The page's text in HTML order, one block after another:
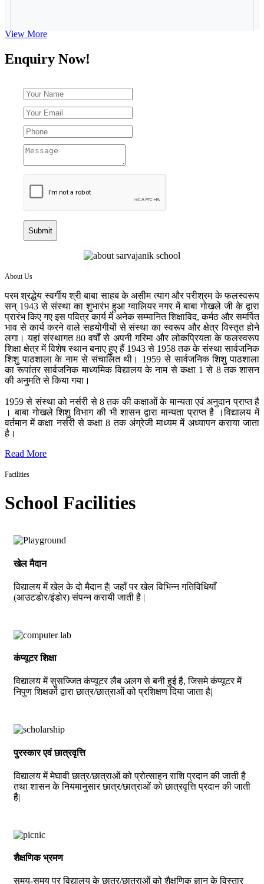
View More
Enquiry Now!
Submit
About Us
परम श्रद्धेय स्वर्गीय श्री बाबा साहब के असीम त्याग और परीश्रम के फलस्वरूप
सन् 1943 से संस्था का शुभारंभ हुआ ग्वालियर नगर में बाबा गोखले जी के द्वारा
प्रारंभ किए गए इस पवित्र कार्य में अनेक सम्मानित शिक्षाविद, कर्मठ और समर्पित
भाव से कार्य करने वाले सहयोगीयों से संस्था का स्वरूप और क्षेत्र विस्तृत होने
लगा। यहां संस्थागत 80 वर्षों से अपनी गरिमा और लोकप्रियता के फलस्वरूप
शिक्षा क्षेत्र में विशेष स्थान बनाए हुए हैं 1943 से 1958 तक के संस्था सार्वजनिक
शिशु पाठशाला के नाम से संचालित थी। 1959 से सार्वजनिक शिशु पाठशाला
का रूपांतर सार्वजनिक माध्यमिक विद्यालय के नाम से कक्षा 1 से 8 तक शासन
की अनुमति से किया गया।
1959 से संस्था को नर्सरी से 8 तक की कक्षाओं के मान्यता एवं अनुदान प्राप्त है
। बाबा गोखले शिशु विभाग की भी शासन द्वारा मान्यता प्राप्त है ।विद्यालय में
वर्तमान में कक्षा नर्सरी से कक्षा 8 तक अंग्रेजी माध्यम में अध्यापन कराया जाता
है।
Read More
Facilities
School Facilities
खेल मैदान
विद्यालय में खेल के दो मैदान है| जहाँ पर खेल विभिन्न गतिविधियाँ
(आउटडोर/इंडोर) संपन्न करायी जाती है |
कंप्यूटर शिक्षा
विद्यालय में सुसज्जित कंप्यूटर लैब अलग से बनी हुई है, जिसमे कंप्यूटर में
निपुण शिक्षकों द्वारा छात्र/छात्राओं को प्रशिक्षण दिया जाता है|
पुरस्कार एवं छात्रवृत्ति
विद्यालय में मेघावी छात्र/छात्राओं को प्रोत्साहन राशि प्रदान की जाती है
तथा शासन के नियमानुसार छात्र/छात्राओं को छात्रवृत्ति प्रदान की जाती
है|
शैक्षणिक भ्रमण
समय-समय पर विद्यालय के छात्र/छात्राओं को शैक्षणिक ज्ञान के विस्तार